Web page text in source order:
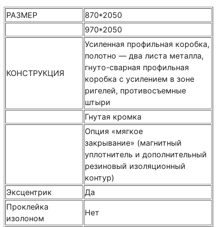
РАЗМЕР
870*2050
970*2050
КОНСТРУКЦИЯ
Усиленная профильная коробка,
полотно — два листа металла,
гнуто-сварная профильная
коробка с усилением в зоне
ригелей, противосъемные
штыри
Гнутая кромка
Опция «мягкое
закрывание» (магнитный
уплотнитель и дополнительный
резиновый изоляционный
контур)
Эксцентрик
Да
Проклейка
изолоном
Нет